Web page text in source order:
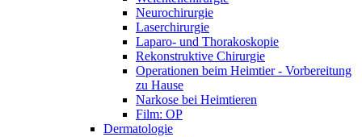
Neurochirurgie
Laserchirurgie
Laparo- und Thorakoskopie
Rekonstruktive Chirurgie
Operationen beim Heimtier - Vorbereitung
zu Hause
Narkose bei Heimtieren
Film: OP
Dermatologie